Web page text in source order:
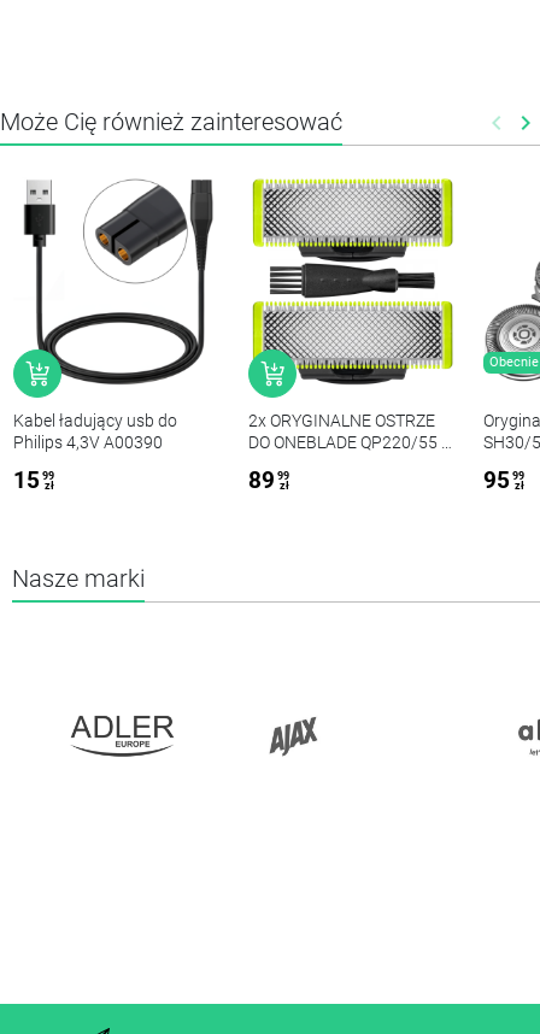
Może Cię również zainteresować keyboard_arrow_left keyboard_arrow_right
Kabel ładujący usb do
Philips 4,3V A00390
15 99
zł
2x ORYGINALNE OSTRZE
DO ONEBLADE QP220/55 +
89 99
zł
SH30/
95 99
zł
Nasze marki